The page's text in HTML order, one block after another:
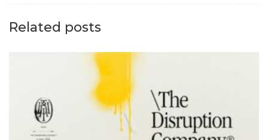
Related posts